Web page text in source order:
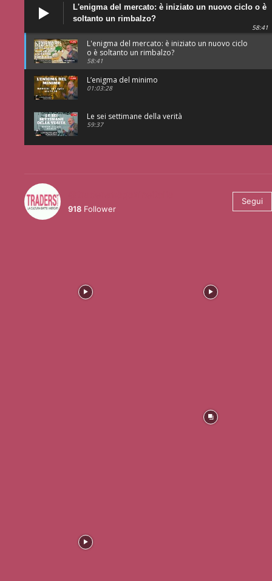
L'enigma del mercato: è iniziato un nuovo ciclo o è
soltanto un rimbalzo?
58:41
L'enigma del mercato: è iniziato un nuovo ciclo
o è soltanto un rimbalzo?
58:41
L’enigma del minimo
01:03:28
Le sei settimane della verità
59:37
918 Follower
Segui